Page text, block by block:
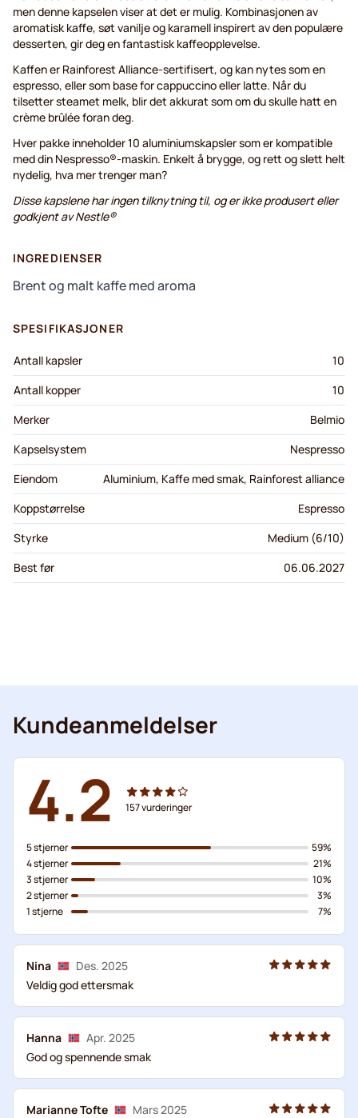
men denne kapselen viser at det er mulig. Kombinasjonen av
aromatisk kaffe, søt vanilje og karamell inspirert av den populære
desserten, gir deg en fantastisk kaffeopplevelse.
Kaffen er Rainforest Alliance-sertifisert, og kan nytes som en
espresso, eller som base for cappuccino eller latte. Når du
tilsetter steamet melk, blir det akkurat som om du skulle hatt en
crème brûlée foran deg.
Hver pakke inneholder 10 aluminiumskapsler som er kompatible
med din Nespresso®-maskin. Enkelt å brygge, og rett og slett helt
nydelig, hva mer trenger man?
Disse kapslene har ingen tilknytning til, og er ikke produsert eller
godkjent av Nestle®
INGREDIENSER
Brent og malt kaffe med aroma
SPESIFIKASJONER
Antall kapsler
10
Antall kopper
10
Merker
Belmio
Kapselsystem
Nespresso
Eiendom
Aluminium, Kaffe med smak, Rainforest alliance
Koppstørrelse
Espresso
Styrke
Medium (6/10)
Best før
06.06.2027
Kundeanmeldelser
4.2 157vurderinger
5 stjerner
4 stjerner
3 stjerner
2 stjerner
1 stjerne
59%
21%
10%
3%
7%
Nina
Des. 2025
Veldig god ettersmak
Hanna
Apr. 2025
God og spennende smak
Marianne Tofte
Mars 2025